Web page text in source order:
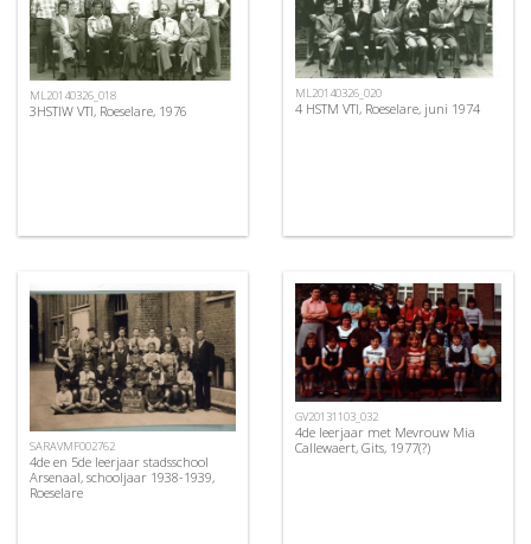
ML20140326_018
3HSTIW VTI, Roeselare, 1976
ML20140326_020
4 HSTM VTI, Roeselare, juni 1974
SARAVMF002762
4de en 5de leerjaar stadsschool
Arsenaal, schooljaar 1938-1939,
Roeselare
GV20131103_032
4de leerjaar met Mevrouw Mia
Callewaert, Gits, 1977(?)